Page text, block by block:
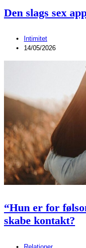
Den slags sex
Intimitet
14/05/2026
“Hun er for
skabe kontakt?